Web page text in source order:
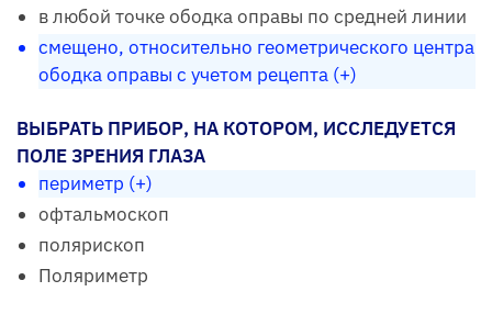
в любой точке ободка оправы по средней линии
смещено, относительно геометрического центра
ободка оправы с учетом рецепта (+)
ВЫБРАТЬ ПРИБОР, НА КОТОРОМ, ИССЛЕДУЕТСЯ
ПОЛЕ ЗРЕНИЯ ГЛАЗА
периметр (+)
офтальмоскоп
полярископ
Поляриметр